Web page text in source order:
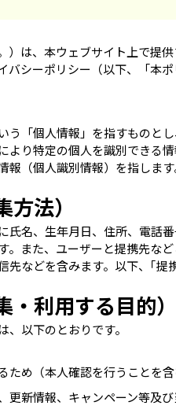
）は、本ウェブサイト上で提
シーポリシー（以下、「本ポ
う「個人情報」を指すもの
より特定の個人を識別できる
（個人識別情報）を指します
法）
氏名、生年月日、住所、電話
。また、ユーザーと提携先な
などを含みます。以下、｢提
利用する目的）
以下のとおりです。
め（本人確認を行うことを含
新情報、キャンペーン等及